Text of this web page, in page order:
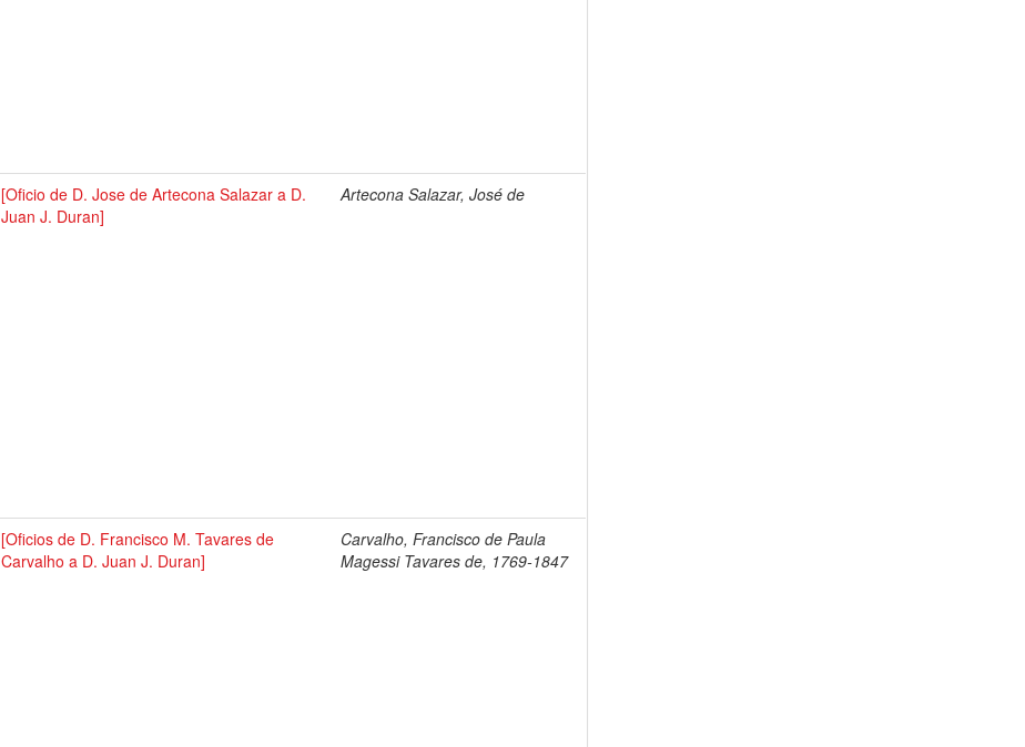
[Oficio de D. Jose de Artecona Salazar a D.
Juan J. Duran]
Artecona Salazar, José de
[Oficios de D. Francisco M. Tavares de
Carvalho a D. Juan J. Duran]
Carvalho, Francisco de Paula
Magessi Tavares de, 1769-1847